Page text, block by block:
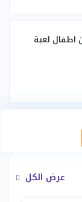
لعبة
عرض الكل